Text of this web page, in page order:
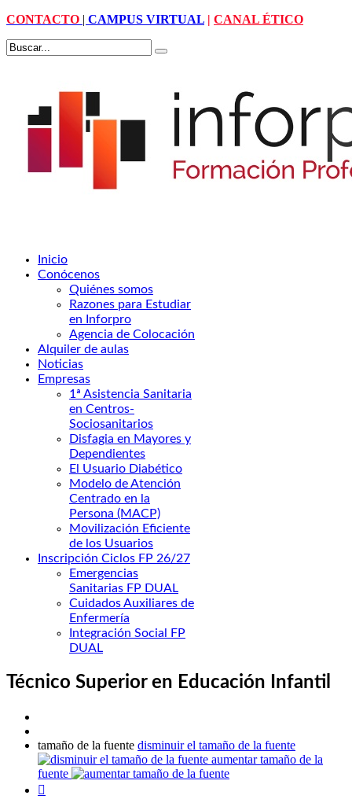
CONTACTO | CAMPUS VIRTUAL | CANAL ÉTICO
Inicio
Conócenos
Quiénes somos
Razones para Estudiar
en Inforpro
Agencia de Colocación
Alquiler de aulas
Noticias
Empresas
1ª Asistencia Sanitaria
en Centros-
Sociosanitarios
Disfagia en Mayores y
Dependientes
El Usuario Diabético
Modelo de Atención
Centrado en la
Persona (MACP)
Movilización Eficiente
de los Usuarios
Inscripción Ciclos FP 26/27
Emergencias
Sanitarias FP DUAL
Cuidados Auxiliares de
Enfermería
Integración Social FP
DUAL
Técnico Superior en Educación Infantil
tamaño de la fuente disminuir el tamaño de la fuente
aumentar tamaño de la
fuente
